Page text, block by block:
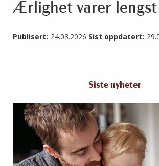
Ærlighet varer lengst
Publisert: 24.03.2026 Sist oppdatert:
Siste nyheter